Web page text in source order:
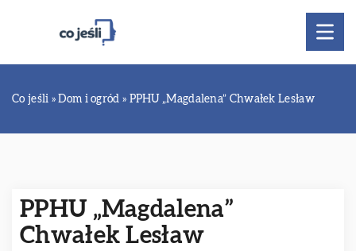
Co jeśli »Dom i ogród » PPHU „Magdalena” Chwałek Lesław
PPHU „Magdalena”
Chwałek Lesław